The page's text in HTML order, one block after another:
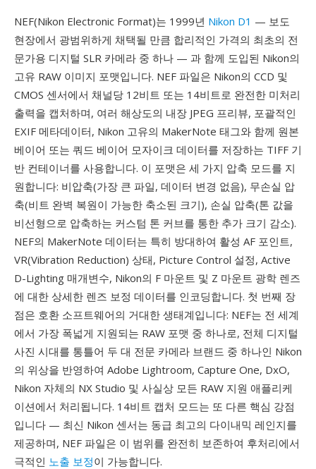
NEF(Nikon Electronic Format)는 1999년 Nikon D1 — 보도
현장에서 광범위하게 채택될 만큼 합리적인 가격의 최초의 전
문가용 디지털 SLR 카메라 중 하나 — 과 함께 도입된 Nikon의
고유 RAW 이미지 포맷입니다. NEF 파일은 Nikon의 CCD 및
CMOS 센서에서 채널당 12비트 또는 14비트로 완전한 미처리
출력을 캡처하며, 여러 해상도의 내장 JPEG 프리뷰, 포괄적인
EXIF 메타데이터, Nikon 고유의 MakerNote 태그와 함께 원본
베이어 또는 쿼드 베이어 모자이크 데이터를 저장하는 TIFF 기
반 컨테이너를 사용합니다. 이 포맷은 세 가지 압축 모드를 지
원합니다: 비압축(가장 큰 파일, 데이터 변경 없음), 무손실 압
축(비트 완벽 복원이 가능한 축소된 크기), 손실 압축(톤 값을
비선형으로 압축하는 커스텀 톤 커브를 통한 추가 크기 감소).
NEF의 MakerNote 데이터는 특히 방대하여 활성 AF 포인트,
VR(Vibration Reduction) 상태, Picture Control 설정, Active
D-Lighting 매개변수, Nikon의 F 마운트 및 Z 마운트 광학 렌즈
에 대한 상세한 렌즈 보정 데이터를 인코딩합니다. 첫 번째 장
점은 호환 소프트웨어의 거대한 생태계입니다: NEF는 전 세계
에서 가장 폭넓게 지원되는 RAW 포맷 중 하나로, 전체 디지털
사진 시대를 통틀어 두 대 전문 카메라 브랜드 중 하나인 Nikon
의 위상을 반영하여 Adobe Lightroom, Capture One, DxO,
Nikon 자체의 NX Studio 및 사실상 모든 RAW 지원 애플리케
이션에서 처리됩니다. 14비트 캡처 모드는 또 다른 핵심 강점
입니다 — 최신 Nikon 센서는 동급 최고의 다이내믹 레인지를
제공하며, NEF 파일은 이 범위를 완전히 보존하여 후처리에서
극적인 노출 보정이 가능합니다.